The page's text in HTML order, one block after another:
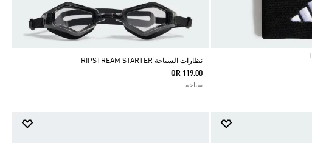
نظارات السباحة RIPSTREAM STARTER
QR 119.00
سباحة